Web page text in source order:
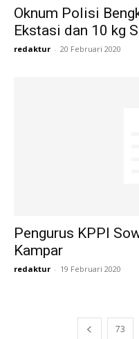
Oknum Polisi
Ekstasi dan 10 kg
redaktur - 20 Februari 2020
Pengurus KPPI
Kampar
redaktur - 19 Februari 2020
73